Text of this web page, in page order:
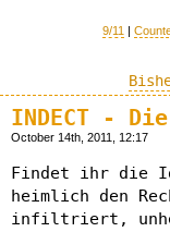
9/11 |
INDECT -
October 14th, 2011, 12:17
Findet ihr die
heimlich den
infiltriert,